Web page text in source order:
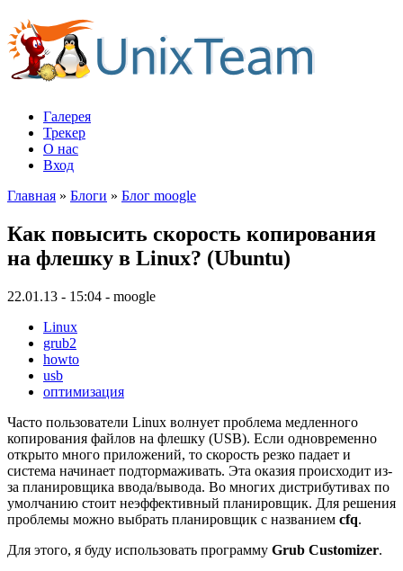
Галерея
Трекер
О нас
Вход
Главная » Блоги » Блог moogle
Как повысить скорость копирования
на флешку в Linux? (Ubuntu)
22.01.13 - 15:04 - moogle
Linux
grub2
howto
usb
оптимизация
Часто пользователи Linux волнует проблема медленного
копирования файлов на флешку (USB). Если одновременно
открыто много приложений, то скорость резко падает и
система начинает подтормаживать. Эта оказия происходит из-
за планировщика ввода/вывода. Во многих дистрибутивах по
умолчанию стоит неэффективный планировщик. Для решения
проблемы можно выбрать планировщик с названием cfq.
Для этого, я буду использовать программу Grub Customizer.